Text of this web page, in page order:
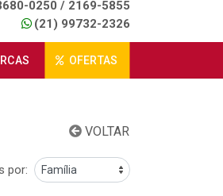
0250 / 2169-5855
(21) 99732-2326
OFERTAS
VOLTAR
por: